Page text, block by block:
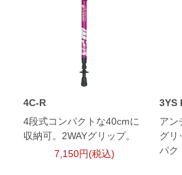
4C-R
4段式コンパクトな40cmに
収納可。2WAYグリップ。
7,150円(税込)
3YS
アン
グリ
パク